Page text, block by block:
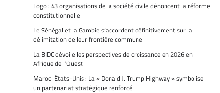
Togo : 43 organisations de la société civile dénoncent la réforme
constitutionnelle
Le Sénégal et la Gambie s’accordent définitivement sur la
délimitation de leur frontière commune
La BIDC dévoile les perspectives de croissance en 2026 en
Afrique de l’Ouest
Maroc–États-Unis : La « Donald J. Trump Highway » symbolise
un partenariat stratégique renforcé